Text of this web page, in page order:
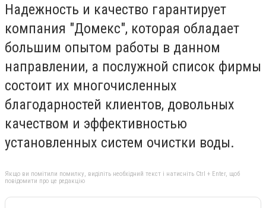
Надежность и качество гарантирует
компания "Домекс", которая обладает
большим опытом работы в данном
направлении, а послужной список фирмы
состоит их многочисленных
благодарностей клиентов, довольных
качеством и эффективностью
установленных систем очистки воды.
Якщо ви помітили помилку, виділіть необхідний текст і натисніть Ctrl + Enter, щоб
повідомити про це редакцію